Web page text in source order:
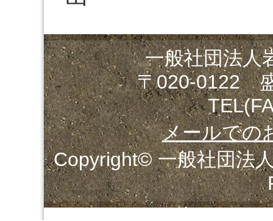
一般社団法人
〒020-0122
メールでの
Copyright© 一般社団法